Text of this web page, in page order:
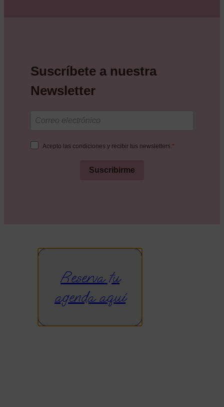
Suscríbete a nuestra
Newsletter
Acepto las condiciones y recibir tus newsletters.
Suscribirme
Reserva tu
agenda aquí